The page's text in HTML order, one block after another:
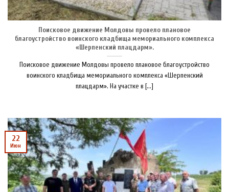
Поисковое движение Молдовы провело плановое
благоустройство воинского кладбища мемориального комплекса
«Шерпенский плацдарм».
Поисковое движение Молдовы провело плановое благоустройство
воинского кладбища мемориального комплекса «Шерпенский
плацдарм». На участке в [...]
22
Июн